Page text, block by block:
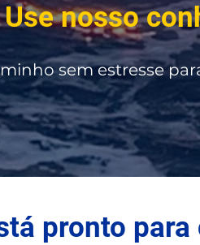
Use nosso
sem estresse
pronto